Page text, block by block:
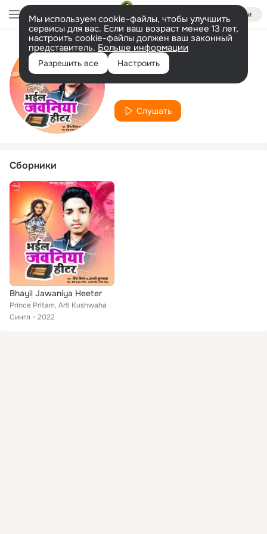
Войти
Мы используем cookie-файлы, чтобы улучшить
сервисы для вас. Если ваш возраст менее 13 лет,
настроить cookie-файлы должен ваш законный
представитель. Больше информации
Разрешить все Настроить
Исполнитель
Arti Kushwaha
Слушать
Сборники
Bhayil Jawaniya Heeter
Prince Pritam, Arti Kushwaha
Сингл
2022